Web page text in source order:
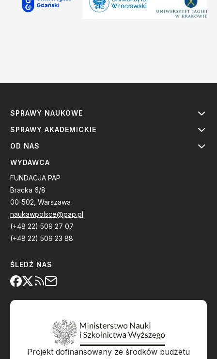
SPRAWY NAUKOWE
SPRAWY AKADEMICKIE
OD NAS
WYDAWCA
FUNDACJA PAP
Bracka 6/8
00-502, Warszawa
naukawpolsce@pap.pl
(+48 22) 509 27 07
(+48 22) 509 23 88
ŚLEDŹ NAS
Projekt dofinansowany ze środków budżetu